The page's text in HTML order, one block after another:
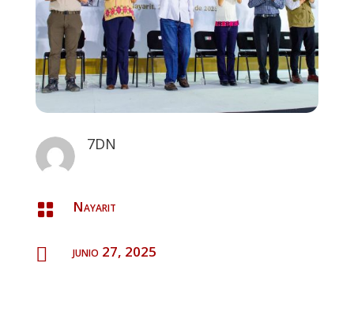
7DN
 Nayarit
 junio 27, 2025